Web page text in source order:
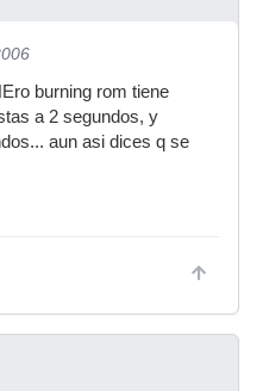
burning rom tiene
a 2 segundos, y
aun asi dices q se